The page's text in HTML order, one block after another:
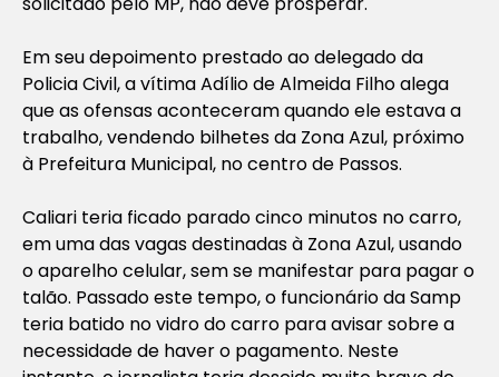
Em seu depoimento prestado ao delegado da
Policia Civil, a vítima Adílio de Almeida Filho alega
que as ofensas aconteceram quando ele estava a
trabalho, vendendo bilhetes da Zona Azul, próximo
à Prefeitura Municipal, no centro de Passos.
Caliari teria ficado parado cinco minutos no carro,
em uma das vagas destinadas à Zona Azul, usando
o aparelho celular, sem se manifestar para pagar o
talão. Passado este tempo, o funcionário da Samp
teria batido no vidro do carro para avisar sobre a
necessidade de haver o pagamento. Neste